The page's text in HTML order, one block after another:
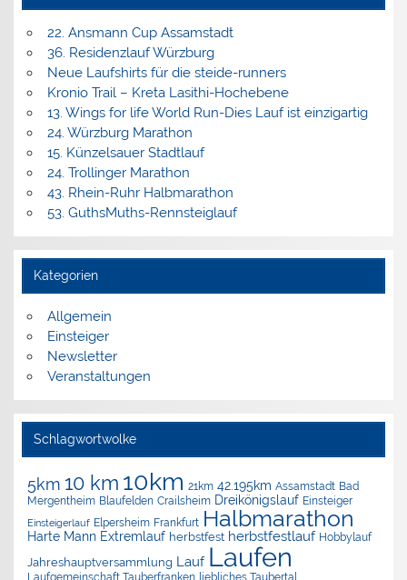
22. Ansmann Cup Assamstadt
36. Residenzlauf Würzburg
Neue Laufshirts für die steide-runners
Kronio Trail – Kreta Lasithi-Hochebene
13. Wings for life World Run-Dies Lauf ist einzigartig
24. Würzburg Marathon
15. Künzelsauer Stadtlauf
24. Trollinger Marathon
43. Rhein-Ruhr Halbmarathon
53. GuthsMuths-Rennsteiglauf
Kategorien
Allgemein
Einsteiger
Newsletter
Veranstaltungen
Schlagwortwolke
5km 10 km 10km 21km 42.195km Assamstadt Bad
Mergentheim Blaufelden Crailsheim Dreikönigslauf Einsteiger
Einsteigerlauf Elpersheim Frankfurt Halbmarathon
Harte Mann Extremlauf herbstfest herbstfestlauf Hobbylauf
Jahreshauptversammlung Lauf Laufen
Laufgemeinschaft Tauberfranken liebliches Taubertal